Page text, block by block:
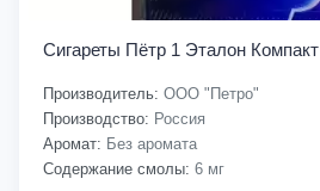
Сигареты Пётр 1 Эталон Компакт
Производитель: ООО "Петро"
Производство: Россия
Аромат: Без аромата
Содержание смолы: 6 мг